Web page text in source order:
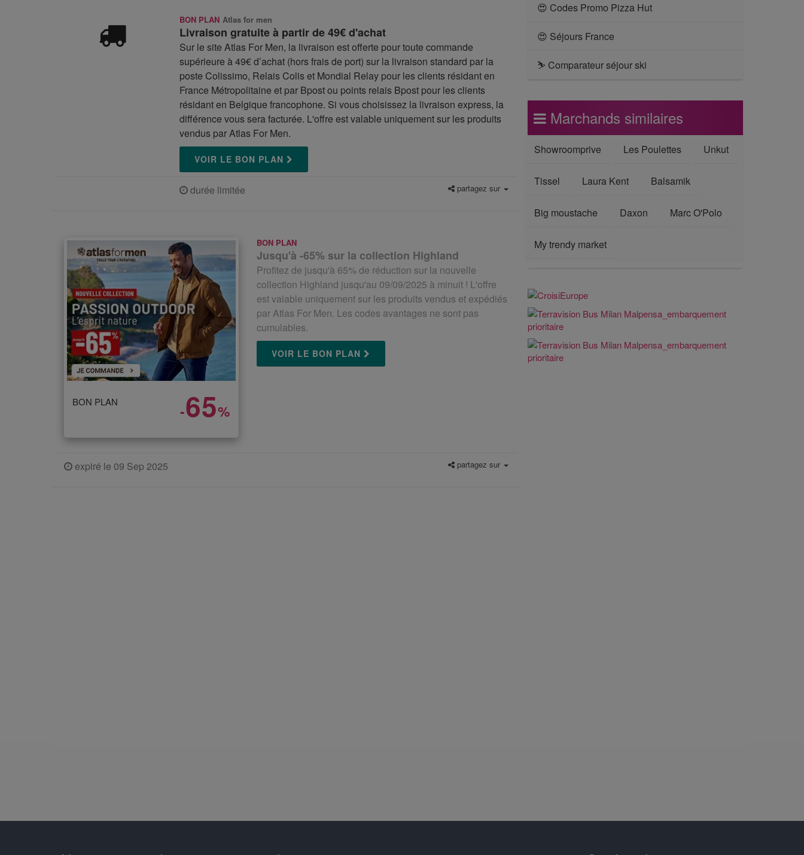
BON PLAN Atlas for men
Livraison gratuite à partir de 49€ d'achat
Sur le site Atlas For Men, la livraison est offerte pour toute commande
supérieure à 49€ d’achat (hors frais de port) sur la livraison standard par la
poste Colissimo, Relais Colis et Mondial Relay pour les clients résidant en
France Métropolitaine et par Bpost ou points relais Bpost pour les clients
résidant en Belgique francophone. Si vous choisissez la livraison express, la
différence vous sera facturée. L'offre est valable uniquement sur les produits
vendus par Atlas For Men.
VOIR LE BON PLAN
durée limitée partagez sur
BON PLAN -65%
BON PLAN
Jusqu'à -65% sur la collection Highland
Profitez de jusqu'à 65% de réduction sur la nouvelle
collection Highland jusqu'au 09/09/2025 à minuit ! L'offre
est valable uniquement sur les produits vendus et expédiés
par Atlas For Men. Les codes avantages ne sont pas
cumulables.
VOIR LE BON PLAN
expiré le 09 Sep 2025 partagez sur
😍 Codes Promo Pizza Hut
😍 Séjours France
⛷ Comparateur séjour ski
Marchands similaires
Showroomprive Les Poulettes Unkut
Tissel Laura Kent Balsamik
Big moustache Daxon Marc O'Polo
My trendy market